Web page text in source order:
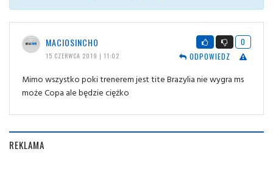
MACIOSINCHO
15 CZERWCA 2019 | 11:02
0
ODPOWIEDZ
Mimo wszystko poki trenerem jest tite Brazylia nie wygra ms
może Copa ale będzie ciężko
REKLAMA